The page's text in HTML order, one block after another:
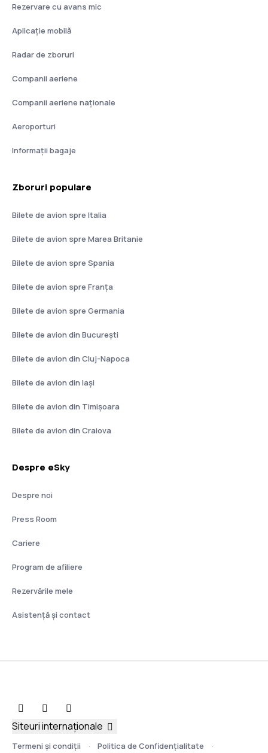
Rezervare cu avans mic
Aplicație mobilă
Radar de zboruri
Companii aeriene
Companii aeriene naţionale
Aeroporturi
Informații bagaje
Zboruri populare
Bilete de avion spre Italia
Bilete de avion spre Marea Britanie
Bilete de avion spre Spania
Bilete de avion spre Franţa
Bilete de avion spre Germania
Bilete de avion din București
Bilete de avion din Cluj-Napoca
Bilete de avion din Iași
Bilete de avion din Timișoara
Bilete de avion din Craiova
Despre eSky
Despre noi
Press Room
Cariere
Program de afiliere
Rezervările mele
Asistenţă şi contact
Termeni şi condiţii Politica de Confidențialitate
Siteuri internaționale